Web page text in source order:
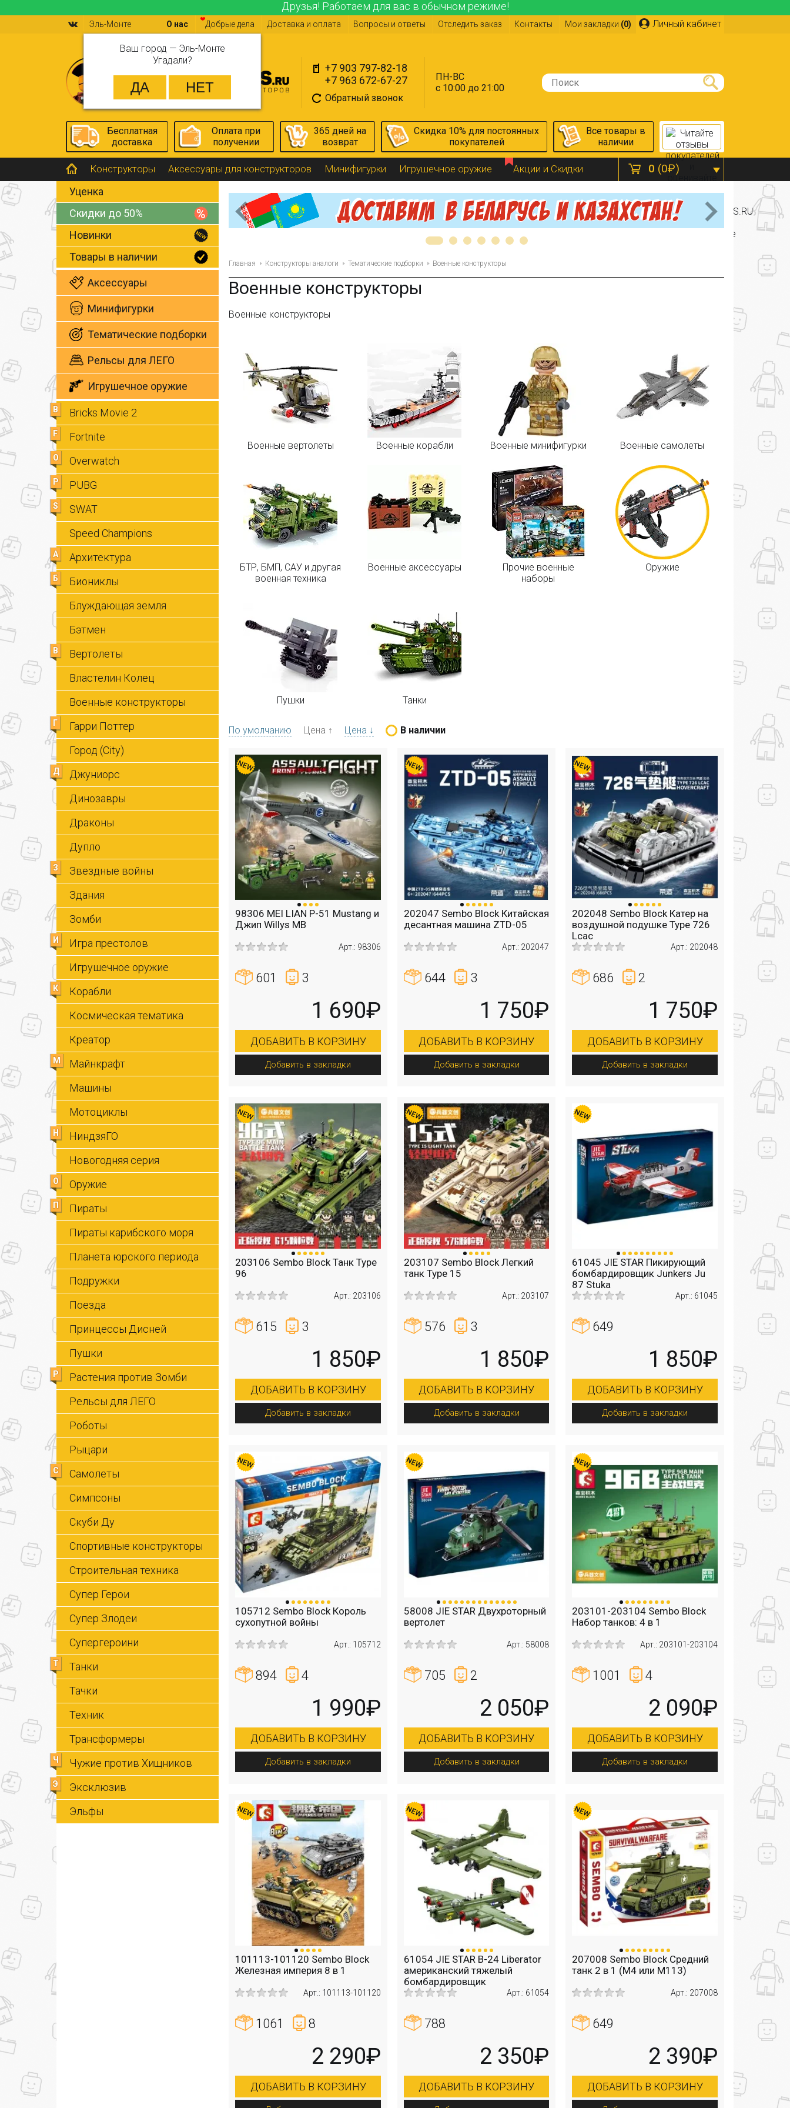
Друзья! Работаем для вас в обычном режиме!
Эль-Монте
Ваш город — Эль-Монте
Угадали?
Личный кабинет
О нас Добрые дела Доставка и оплата Вопросы и ответы Отследить заказ Контакты Мои закладки (0)
+7 903 797-82-18
+7 963 672-67-27
Обратный звонок
ПН-ВС
с 10:00 до 21:00
0 (0₽)
Бесплатная
доставка
Оплата при
получении
365 дней на
возврат
Скидка 10% для постоянных
покупателей
Все товары в
наличии
Конструкторы Аксессуары для конструкторов Минифигурки Игрушечное оружие Акции и Скидки
Уценка
Скидки до 50%
Новинки
Товары в наличии
Аксессуары
Минифигурки
Тематические подборки
Рельсы для ЛЕГО
Игрушечное оружие
B Bricks Movie 2
F Fortnite
O Overwatch
P PUBG
S
SWAT
Speed Champions
А Архитектура
Б
Биониклы
Блуждающая земля
Бэтмен
В
Вертолеты
Властелин Колец
Военные конструкторы
Г
Гарри Поттер
Город (City)
Д
Джуниорс
Динозавры
Драконы
Дупло
З
Звездные войны
Здания
Зомби
И
Игра престолов
Игрушечное оружие
К
Корабли
Космическая тематика
Креатор
М
Майнкрафт
Машины
Мотоциклы
Н
НиндзяГО
Новогодняя серия
О Оружие
П
Пираты
Пираты карибского моря
Планета юрского периода
Подружки
Поезда
Принцессы Дисней
Пушки
Р
Растения против Зомби
Рельсы для ЛЕГО
Роботы
Рыцари
С
Самолеты
Симпсоны
Скуби Ду
Спортивные конструкторы
Строительная техника
Супер Герои
Супер Злодеи
Супергероини
Т
Танки
Тачки
Техник
Трансформеры
Ч Чужие против Хищников
Э
Эксклюзив
Эльфы
Главная Конструкторы аналоги Тематические подборки Военные конструкторы
Военные конструкторы
Военные конструкторы
Военные вертолеты Военные корабли Военные минифигурки Военные самолеты
БТР, БМП, САУ и другая
военная техника
Военные аксессуары
Прочие военные
наборы
Оружие
Пушки Танки
По умолчанию Цена ↑ Цена ↓ В наличии
98306 MEI LIAN P-51 Mustang и
Джип Willys MB
Арт.: 98306
601 3
1 690₽
ДОБАВИТЬ В КОРЗИНУ
Добавить в закладки
202047 Sembo Block Китайская
десантная машина ZTD-05
Арт.: 202047
644 3
1 750₽
ДОБАВИТЬ В КОРЗИНУ
Добавить в закладки
202048 Sembo Block Катер на
воздушной подушке Type 726
Lcac
Арт.: 202048
686 2
1 750₽
ДОБАВИТЬ В КОРЗИНУ
Добавить в закладки
203106 Sembo Block Танк Type
96
Арт.: 203106
615 3
1 850₽
ДОБАВИТЬ В КОРЗИНУ
Добавить в закладки
203107 Sembo Block Легкий
танк Type 15
Арт.: 203107
576 3
1 850₽
ДОБАВИТЬ В КОРЗИНУ
Добавить в закладки
61045 JIE STAR Пикирующий
бомбардировщик Junkers Ju
87 Stuka
Арт.: 61045
649
1 850₽
ДОБАВИТЬ В КОРЗИНУ
Добавить в закладки
105712 Sembo Block Король
сухопутной войны
Арт.: 105712
894 4
1 990₽
ДОБАВИТЬ В КОРЗИНУ
Добавить в закладки
58008 JIE STAR Двухроторный
вертолет
Арт.: 58008
705 2
2 050₽
ДОБАВИТЬ В КОРЗИНУ
Добавить в закладки
203101-203104 Sembo Block
Набор танков: 4 в 1
Арт.: 203101-203104
1001 4
2 090₽
ДОБАВИТЬ В КОРЗИНУ
Добавить в закладки
101113-101120 Sembo Block
Железная империя 8 в 1
Арт.: 101113-101120
1061 8
2 290₽
ДОБАВИТЬ В КОРЗИНУ
61054 JIE STAR B-24 Liberator
американский тяжелый
бомбардировщик
Арт.: 61054
788
2 350₽
ДОБАВИТЬ В КОРЗИНУ
207008 Sembo Block Средний
танк 2 в 1 (М4 или M113)
Арт.: 207008
649
2 390₽
ДОБАВИТЬ В КОРЗИНУ